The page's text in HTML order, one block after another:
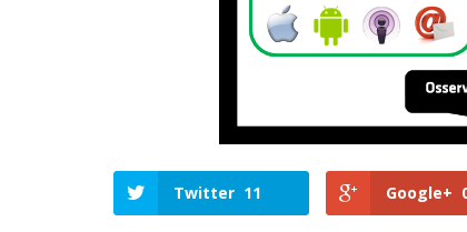
Twitter 11 Google+